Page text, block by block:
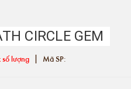
CIRCLE GEM
số lượng | Mã SP: